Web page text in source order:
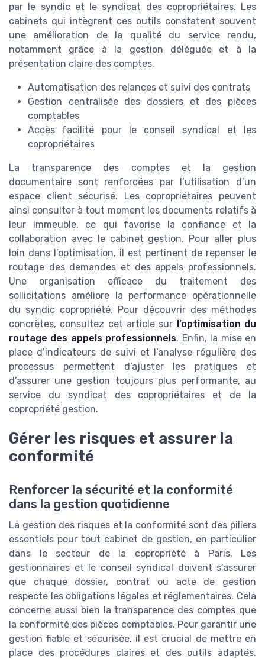
par le syndic et le syndicat des copropriétaires. Les
cabinets qui intègrent ces outils constatent souvent
une amélioration de la qualité du service rendu,
notamment grâce à la gestion déléguée et à la
présentation claire des comptes.
Automatisation des relances et suivi des contrats
Gestion centralisée des dossiers et des pièces
comptables
Accès facilité pour le conseil syndical et les
copropriétaires
La transparence des comptes et la gestion
documentaire sont renforcées par l’utilisation d’un
espace client sécurisé. Les copropriétaires peuvent
ainsi consulter à tout moment les documents relatifs à
leur immeuble, ce qui favorise la confiance et la
collaboration avec le cabinet gestion. Pour aller plus
loin dans l’optimisation, il est pertinent de repenser le
routage des demandes et des appels professionnels.
Une organisation efficace du traitement des
sollicitations améliore la performance opérationnelle
du syndic copropriété. Pour découvrir des méthodes
concrètes, consultez cet article sur l’optimisation du
routage des appels professionnels. Enfin, la mise en
place d’indicateurs de suivi et l’analyse régulière des
processus permettent d’ajuster les pratiques et
d’assurer une gestion toujours plus performante, au
service du syndicat des copropriétaires et de la
copropriété gestion.
Gérer les risques et assurer la
conformité
Renforcer la sécurité et la conformité
dans la gestion quotidienne
La gestion des risques et la conformité sont des piliers
essentiels pour tout cabinet de gestion, en particulier
dans le secteur de la copropriété à Paris. Les
gestionnaires et le conseil syndical doivent s’assurer
que chaque dossier, contrat ou acte de gestion
respecte les obligations légales et réglementaires. Cela
concerne aussi bien la transparence des comptes que
la conformité des pièces comptables. Pour garantir une
gestion fiable et sécurisée, il est crucial de mettre en
place des procédures claires et des outils adaptés.